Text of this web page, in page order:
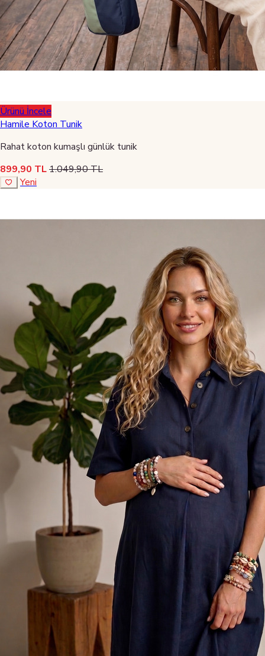
Ürünü İncele
Hamile Koton Tunik
Rahat koton kumaşlı günlük tunik
899,90 TL1.049,90 TL
Yeni